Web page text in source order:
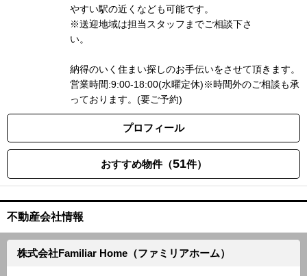
やすい駅の近くなども可能です。
※送迎地域は担当スタッフまでご相談下さ
い
納得のいく住まい探しのお手伝いをさせて頂きます。
営業時間:9:00-18:00(水曜定休)※時間外のご相談も承
っております。(要ご予約)
プロフィール
おすすめ物件（51件）
不動産会社情報
株式会社Familiar Home（ファミリアホーム）